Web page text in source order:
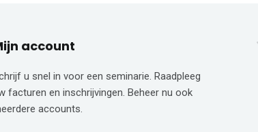
account
u snel in voor een seminarie. Raadpleeg
facturen en inschrijvingen. Beheer nu ook
accounts.